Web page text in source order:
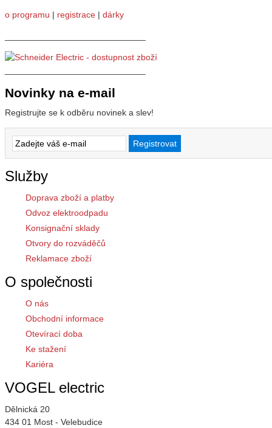
o programu | registrace | dárky
Novinky na e-mail
Registrujte se k odběru novinek a slev!
Služby
Doprava zboží a platby
Odvoz elektroodpadu
Konsignační sklady
Otvory do rozváděčů
Reklamace zboží
O společnosti
O nás
Obchodní informace
Otevírací doba
Ke stažení
Kariéra
VOGEL electric
Dělnická 20
434 01 Most - Velebudice